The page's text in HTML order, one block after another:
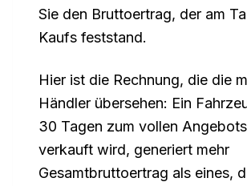
Sie den Bruttoertrag, der am
Kaufs feststand.
Hier ist die Rechnung, die die
Händler übersehen: Ein
30 Tagen zum vollen
verkauft wird, generiert mehr
Gesamtbruttoertrag als eines,